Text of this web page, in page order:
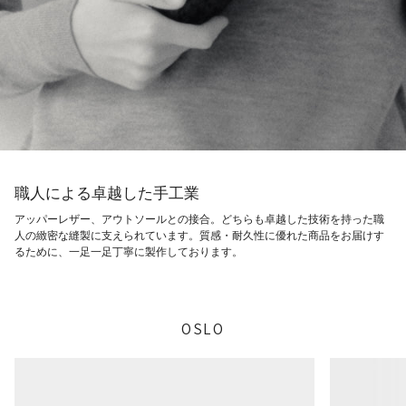
職人による卓越した手工業
アッパーレザー、アウトソールとの接合。どちらも卓越した技術を持った職
人の緻密な縫製に支えられています。質感・耐久性に優れた商品をお届けす
るために、一足一足丁寧に製作しております。
OSLO